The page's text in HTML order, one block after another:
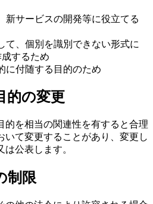
新サービスの開発等に役立てる
て、個別を識別できない形式に
するため
に付随する目的のため
的の変更
的を相当の関連性を有すると合理
いて変更することがあり、変更し
公表します。
制限